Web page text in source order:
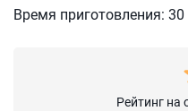
Время приготовления: 30
Рейтинг на